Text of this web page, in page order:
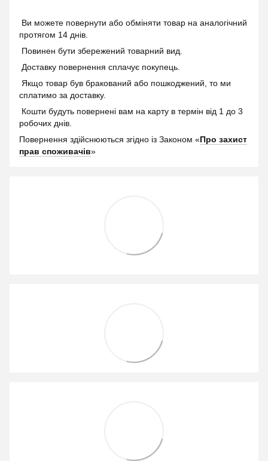
Ви можете повернути або обміняти товар на аналогічний
протягом 14 днів.
Повинен бути збережений товарний вид.
Доставку повернення сплачує покупець.
Якщо товар був бракований або пошкоджений, то ми
сплатимо за доставку.
Кошти будуть повернені вам на карту в термін від 1 до 3
робочих днів.
Повернення здійснюються згідно із Законом «Про захист
прав споживачів»